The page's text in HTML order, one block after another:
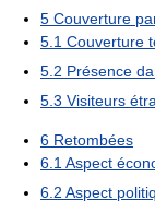
5 Couverture
5.1 Couverture
5.2 Présence
5.3 Visiteurs
6 Retombées
6.1Aspect
6.2 Aspect